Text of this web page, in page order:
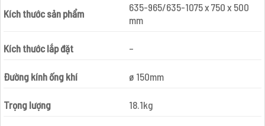
Kích thước sản phẩm
635-965/635-1075 x 750 x 500
mm
Kích thước lắp đặt –
Đường kính ống khí ø 150mm
Trọng lượng 18.1kg